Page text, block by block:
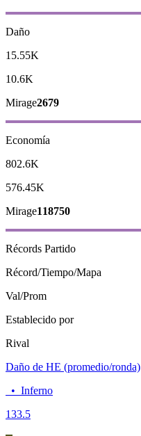
Daño
15.55K
10.6K
Mirage2679
Economía
802.6K
576.45K
Mirage118750
Récords Partido
Récord/Tiempo/Mapa
Val/Prom
Establecido por
Rival
Daño de HE (promedio/ronda)
• Inferno
133.5